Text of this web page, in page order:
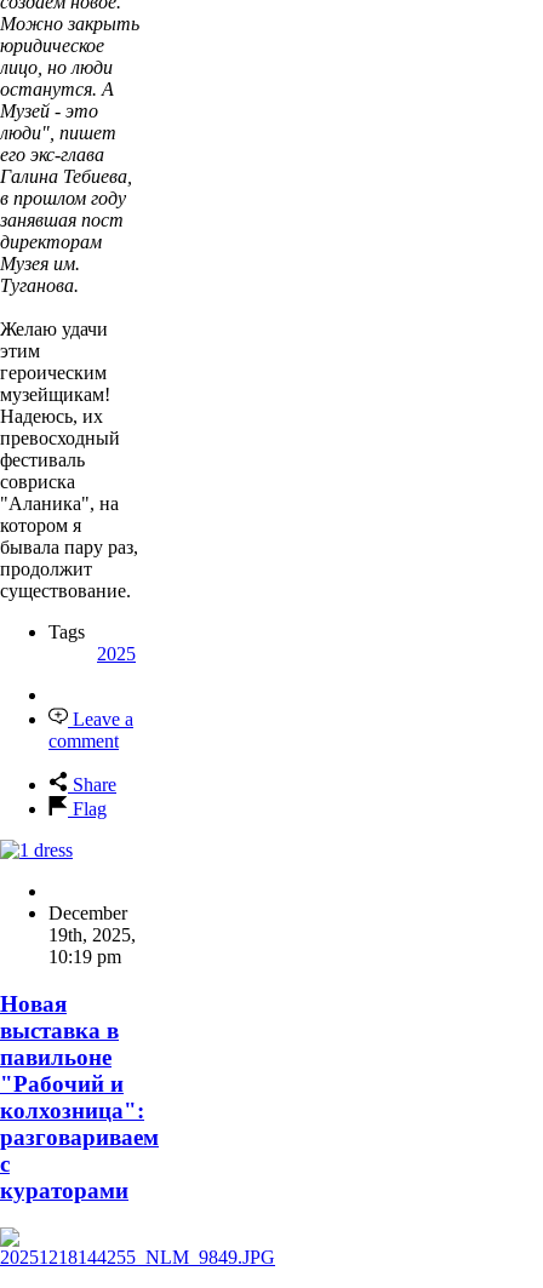
Можно закрыть
юридическое
лицо, но люди
останутся. А
Музей - это
люди", пишет
его экс-глава
Галина Тебиева,
в прошлом году
занявшая пост
директорам
Музея им.
Туганова.
Желаю удачи
этим
героическим
музейщикам!
Надеюсь, их
превосходный
фестиваль
совриска
"Аланика", на
котором я
бывала пару раз,
продолжит
существование.
Tags
2025
Leave a
comment
Share
Flag
December
19th, 2025,
10:19 pm
Новая
выставка в
павильоне
"Рабочий и
колхозница":
разговариваем
с
кураторами